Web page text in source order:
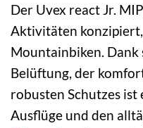
Der Uvex react Jr.
Aktivitäten
Mountainbiken.
Belüftung, der
robusten Schutzes
Ausflüge und den